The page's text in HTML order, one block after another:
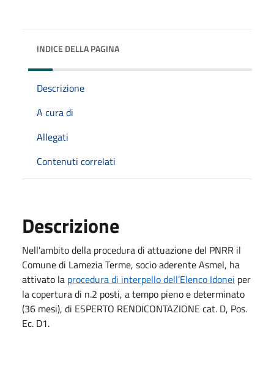
INDICE DELLA PAGINA
Descrizione
A cura di
Allegati
Contenuti correlati
Descrizione
Nell'ambito della procedura di attuazione del PNRR il
Comune di Lamezia Terme, socio aderente Asmel, ha
attivato la procedura di interpello dell’Elenco Idonei per
la copertura di n.2 posti, a tempo pieno e determinato
(36 mesi), di ESPERTO RENDICONTAZIONE cat. D, Pos.
Ec. D1.